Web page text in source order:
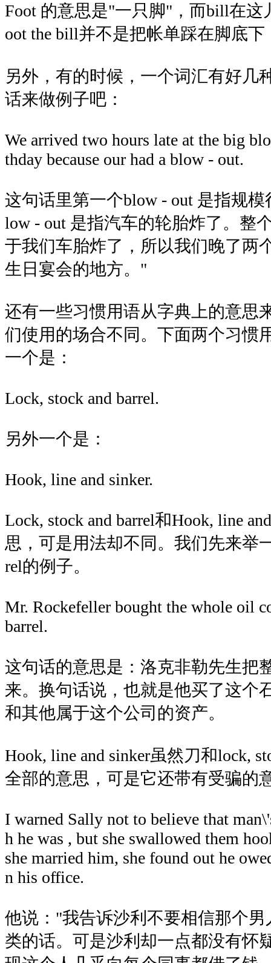
Foot 的意思是"一只脚"，而bill在这
oot the bill并不是把帐单踩在脚底
另外，有的时候，一个词汇有好几
话来做例子吧：
We arrived two hours late at the big
thday because our had a blow - out.
这句话里第一个blow - out 是指规
low - out 是指汽车的轮胎炸了。整
于我们车胎炸了，所以我们晚了两
生日宴会的地方。"
还有一些习惯用语从字典上的意思
们使用的场合不同。下面两个习惯
一个是：
Lock, stock and barrel.
另外一个是：
Hook, line and sinker.
Lock, stock and barrel和Hook, line
思，可是用法却不同。我们先来举
rel的例子。
Mr. Rockefeller bought the whole oil
barrel.
这句话的意思是：洛克非勒先生把
来。换句话说，也就是他买了这个
和其他属于这个公司的资产。
Hook, line and sinker虽然刀和lock,
全部的意思，可是它还带有受骗的
I warned Sally not to believe that
h he was , but she swallowed them
she married him, she found out he
n his office.
他说："我告诉沙利不要相信那个
类的话。可是沙利却一点都没有怀